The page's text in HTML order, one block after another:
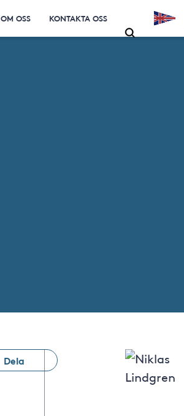
OM OSS KONTAKTA OSS
Dela